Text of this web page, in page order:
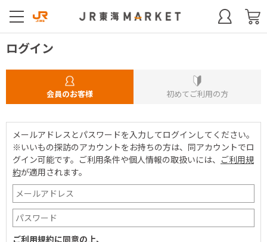
ログイン
会員のお客様 初めてご利用の方
メールアドレスとパスワードを入力してログインしてください。
※いいもの探訪のアカウントをお持ちの方は、同アカウントでロ
グイン可能です。 ご利用条件や個人情報の取扱いには、 ご利用規
約が適用されます。
ご利用規約に同意の上、